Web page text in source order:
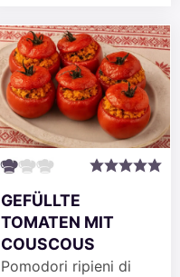
GEFÜLLTE
TOMATEN MIT
COUSCOUS
Pomodori ripieni di